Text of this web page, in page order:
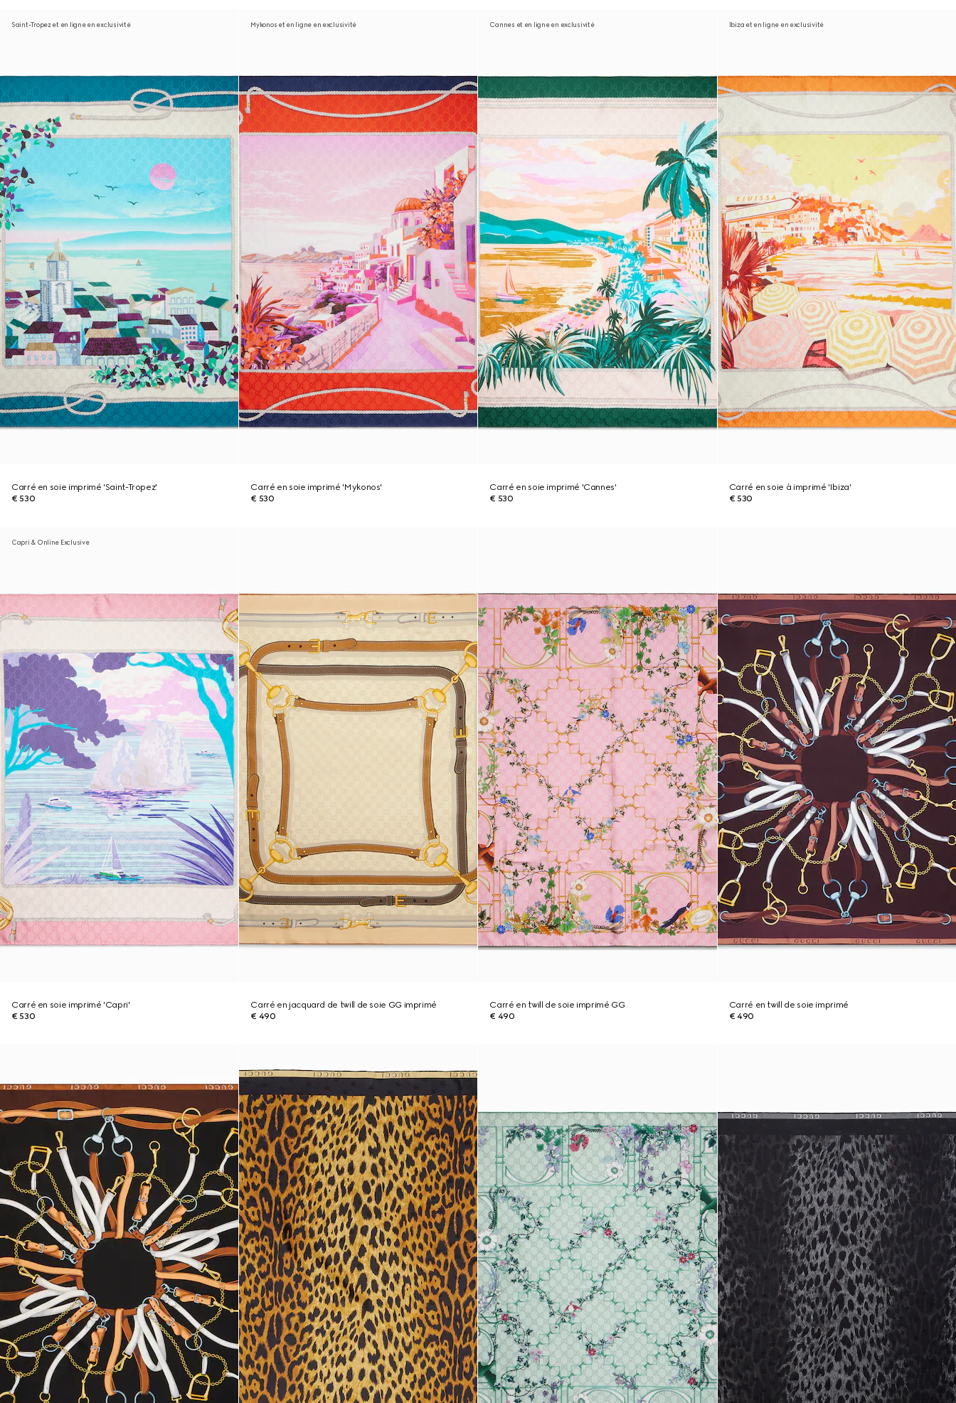
Saint-Tropez et en ligne en exclusivité
Carré en soie imprimé 'Saint-Tropez'
€ 530
Mykonos et en ligne en exclusivité
Carré en soie imprimé 'Mykonos'
€ 530
Cannes et en ligne en exclusivité
Carré en soie imprimé 'Cannes'
€ 530
Ibiza et en ligne en exclusivité
Carré en soie à imprimé 'Ibiza'
€ 530
Capri & Online Exclusive
Carré en soie imprimé 'Capri'
€ 530
Carré en jacquard de twill de soie GG imprimé
€ 490
Carré en twill de soie imprimé GG
€ 490
Carré en twill de soie imprimé
€ 490